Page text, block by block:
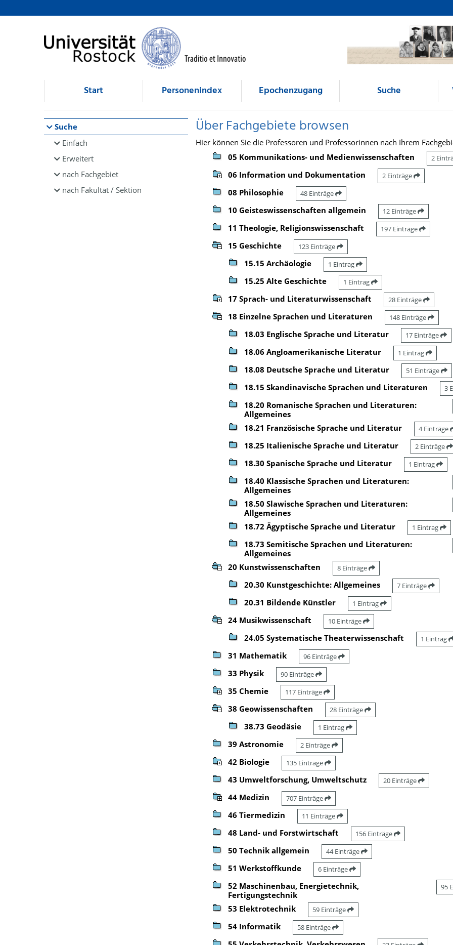
Browsen
direkt zum Inhalt
Start Personenindex Epochenzugang Suche
Suche
Einfach
Erweitert
nach Fachgebiet
nach Fakultät / Sektion
Über Fachgebiete browsen
Hier können Sie die Professoren und Professorinnen nach Ihrem
05 Kommunikations- und Medienwissenschaften
2
06 Information und Dokumentation 2 Einträge
08 Philosophie 48 Einträge
10 Geisteswissenschaften allgemein 12 Einträge
11 Theologie, Religionswissenschaft 197 Einträge
15 Geschichte 123 Einträge
15.15 Archäologie 1 Eintrag
15.25 Alte Geschichte 1 Eintrag
17 Sprach- und Literaturwissenschaft 28 Einträge
18 Einzelne Sprachen und Literaturen 148 Einträge
18.03 Englische Sprache und Literatur 17 Einträge
18.06 Angloamerikanische Literatur 1 Eintrag
18.08 Deutsche Sprache und Literatur 51 Einträge
18.15 Skandinavische Sprachen und Literaturen 3
18.20 Romanische Sprachen und Literaturen:
Allgemeines
18.21 Französische Sprache und Literatur 4 Einträge
18.25 Italienische Sprache und Literatur 2 Einträge
18.30 Spanische Sprache und Literatur 1 Eintrag
18.40 Klassische Sprachen und Literaturen:
Allgemeines
18.50 Slawische Sprachen und Literaturen:
Allgemeines
18.72 Ägyptische Sprache und Literatur 1 Eintrag
18.73 Semitische Sprachen und Literaturen:
Allgemeines
20 Kunstwissenschaften 8 Einträge
20.30 Kunstgeschichte: Allgemeines 7 Einträge
20.31 Bildende Künstler 1 Eintrag
24 Musikwissenschaft 10 Einträge
24.05 Systematische Theaterwissenschaft 1 Eintrag
31 Mathematik 96 Einträge
33 Physik 90 Einträge
35 Chemie 117 Einträge
38 Geowissenschaften 28 Einträge
38.73 Geodäsie 1 Eintrag
39 Astronomie 2 Einträge
42 Biologie 135 Einträge
43 Umweltforschung, Umweltschutz 20 Einträge
44 Medizin 707 Einträge
46 Tiermedizin 11 Einträge
48 Land- und Forstwirtschaft 156 Einträge
50 Technik allgemein 44 Einträge
51 Werkstoffkunde 6 Einträge
52 Maschinenbau, Energietechnik,
Fertigungstechnik
95
53 Elektrotechnik 59 Einträge
54 Informatik 58 Einträge